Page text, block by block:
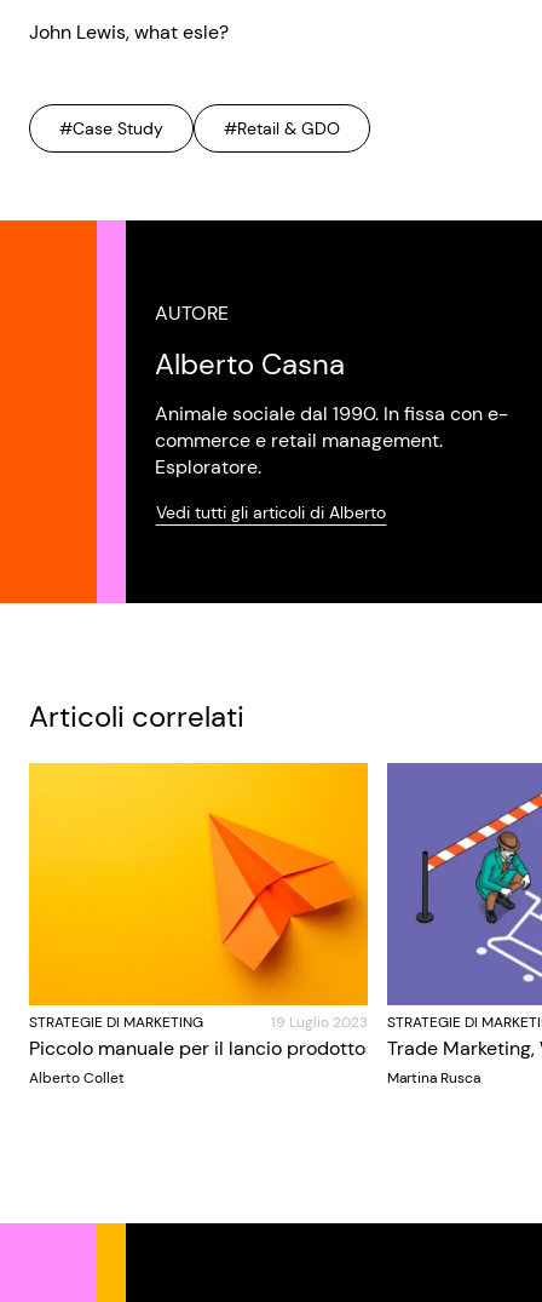
John Lewis, what esle?
#Case Study #Retail & GDO
AUTORE
Alberto Casna
Animale sociale dal 1990. In fissa con e-
commerce e retail management.
Esploratore.
Vedi tutti gli articoli di Alberto
Articoli correlati
STRATEGIE DI MARKETING 19 Luglio 2023
Piccolo manuale per il lancio prodotto
Alberto Collet
STRATEGIE DI
Trade Marketing,
Martina Rusca